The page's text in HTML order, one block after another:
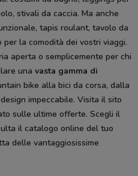
stivali da caccia. Ma anche
tapis roulant, tavolo da
la comodità dei vostri viaggi.
aperta o semplicemente per chi
una vasta gamma di
bike alla bici da corsa, dalla
impeccabile. Visita il sito
sulle ultime offerte. Scegli il
il catalogo online del tuo
delle vantaggiosissime